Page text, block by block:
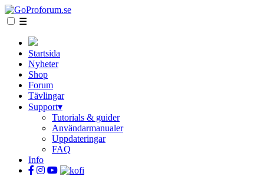
☰
Startsida
Nyheter
Shop
Forum
Tävlingar
Support▾
Tutorials & guider
Användarmanualer
Uppdateringar
FAQ
Info